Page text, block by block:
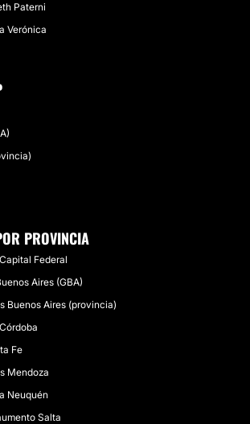
Paterni
Verónica
PROVINCIA
Federal
Aires (GBA)
Buenos Aires (provincia)
Fe
Mendoza
Neuquén
Salta